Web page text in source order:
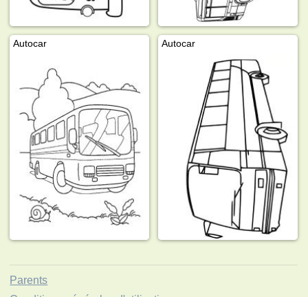
Autocar Autocar
Parents